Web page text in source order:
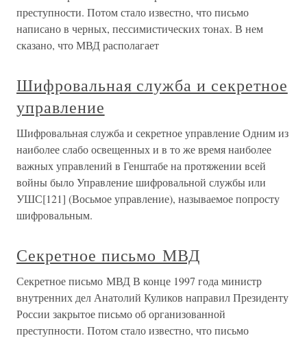
преступности. Потом стало известно, что письмо
написано в черных, пессимистических тонах. В нем
сказано, что МВД располагает
Шифровальная служба и секретное
управление
Шифровальная служба и секретное управление Одним из
наиболее слабо освещенных и в то же время наиболее
важных управлений в Генштабе на протяжении всей
войны было Управление шифровальной службы или
УШС[121] (Восьмое управление), называемое попросту
шифровальным.
Секретное письмо МВД
Секретное письмо МВД В конце 1997 года министр
внутренних дел Анатолий Куликов направил Президенту
России закрытое письмо об организованной
преступности. Потом стало известно, что письмо